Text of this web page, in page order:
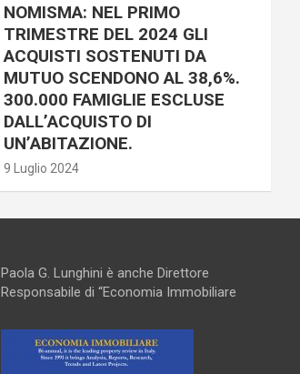
NOMISMA: NEL PRIMO
TRIMESTRE DEL 2024 GLI
ACQUISTI SOSTENUTI DA
MUTUO SCENDONO AL 38,6%.
300.000 FAMIGLIE ESCLUSE
DALL’ACQUISTO DI
UN’ABITAZIONE.
9 Luglio 2024
Paola G. Lunghini è anche Direttore
Responsabile di “Economia Immobiliare